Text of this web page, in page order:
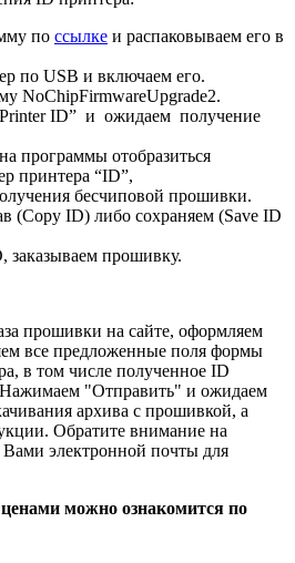
по ссылке и распаковываем его в
по USB и включаем его.
NoChipFirmwareUpgrade2.
ID” и ожидаем получение
программы отобразиться
принтера “ID”,
бесчиповой прошивки.
(Copy ID) либо сохраняем (Save ID
прошивку.
прошивки на сайте, оформляем
все предложенные поля формы
в том числе полученное ID
"Отправить" и ожидаем
архива с прошивкой, а
Обратите внимание на
Вами электронной почты для
можно ознакомится по